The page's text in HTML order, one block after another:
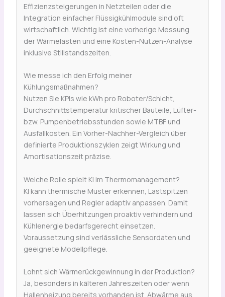
Effizienzsteigerungen in Netzteilen oder die
Integration einfacher Flüssigkühlmodule sind oft
wirtschaftlich. Wichtig ist eine vorherige Messung
der Wärmelasten und eine Kosten-Nutzen-Analyse
inklusive Stillstandszeiten.
Wie messe ich den Erfolg meiner
Kühlungsmaßnahmen?
Nutzen Sie KPIs wie kWh pro Roboter/Schicht,
Durchschnittstemperatur kritischer Bauteile, Lüfter-
bzw. Pumpenbetriebsstunden sowie MTBF und
Ausfallkosten. Ein Vorher-Nachher-Vergleich über
definierte Produktionszyklen zeigt Wirkung und
Amortisationszeit präzise.
Welche Rolle spielt KI im Thermomanagement?
KI kann thermische Muster erkennen, Lastspitzen
vorhersagen und Regler adaptiv anpassen. Damit
lassen sich Überhitzungen proaktiv verhindern und
Kühlenergie bedarfsgerecht einsetzen.
Voraussetzung sind verlässliche Sensordaten und
geeignete Modellpflege.
Lohnt sich Wärmerückgewinnung in der Produktion?
Ja, besonders in kälteren Jahreszeiten oder wenn
Hallenheizung bereits vorhanden ist. Abwärme aus